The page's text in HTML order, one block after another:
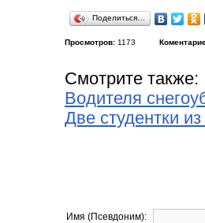
Поделиться…
Просмотров: 1173
Смотрите также:
Водителя
Две студентки
Имя (Псевдоним):